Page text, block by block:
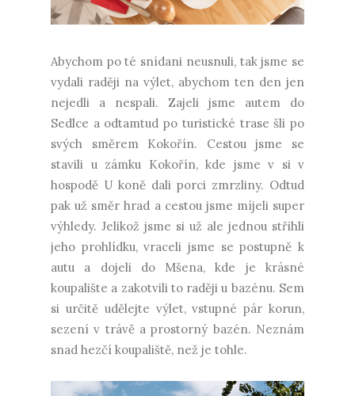
Abychom po té snídani neusnuli, tak jsme se
vydali raději na výlet, abychom ten den jen
nejedli a nespali. Zajeli jsme autem do
Sedlce a odtamtud po turistické trase šli po
svých směrem Kokořín. Cestou jsme se
stavili u zámku Kokořín, kde jsme v si v
hospodě U koně dali porci zmrzliny. Odtud
pak už směr hrad a cestou jsme míjeli super
výhledy. Jelikož jsme si už ale jednou střihli
jeho prohlídku, vraceli jsme se postupně k
autu a dojeli do Mšena, kde je krásné
koupalište a zakotvili to raději u bazénu. Sem
si určitě udělejte výlet, vstupné pár korun,
sezení v trávě a prostorný bazén. Neznám
snad hezčí koupaliště, než je tohle.